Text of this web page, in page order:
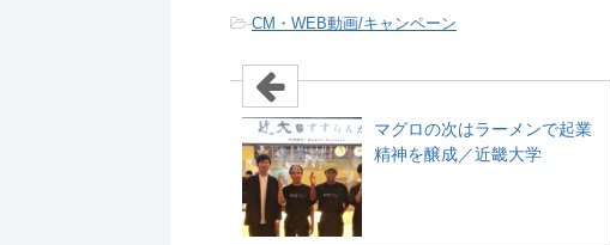
-CM・WEB動画/キャンペーン
マグロの次はラーメンで起業
精神を醸成／近畿大学